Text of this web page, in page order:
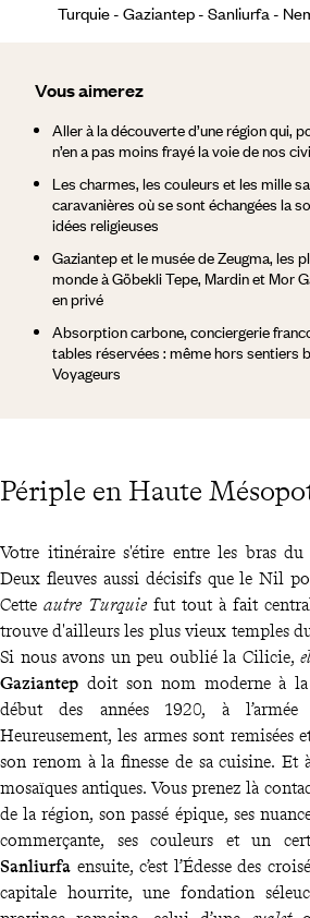
Turquie - Gaziantep - Sanliurfa -
Périple en Haute
Vous aimerez
Aller à la découverte d’une région qui,
n’en a pas moins frayé la voie de nos
Les charmes, les couleurs et les mille
caravanières où se sont échangées la
idées religieuses
Gaziantep et le musée de Zeugma, les
monde à Göbekli Tepe, Mardin et Mor
en privé
Absorption carbone, conciergerie
tables réservées : même hors sentiers
Voyageurs
Votre itinéraire s'étire entre les bras du
Deux fleuves aussi décisifs que le Nil
Cette autre Turquiefut tout à fait
trouve d'ailleurs les plus vieux temples du monde, rien de moins.
Si nous avons un peu oublié la Cilicie,
Gaziantep doit son nom moderne à la
début des années 1920, à
Heureusement, les armes sont
son renom à la finesse de sa cuisine. Et
mosaïques antiques. Vous prenez là
de la région, son passé épique, ses
commerçante, ses couleurs et un
Sanliurfa ensuite, c’est l’Édesse des
capitale hourrite, une fondation